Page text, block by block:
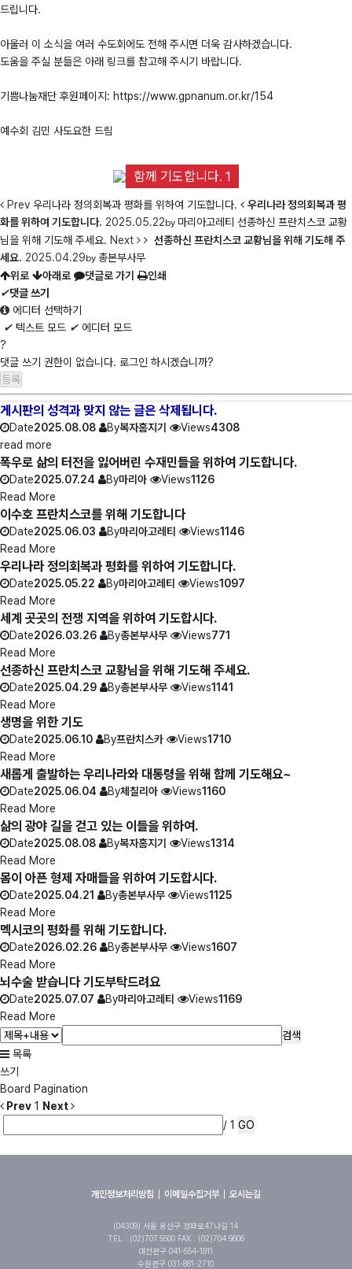
드립니다.
아울러 이 소식을 여러 수도회에도 전해 주시면 더욱 감사하겠습니다.
도움을 주실 분들은 아래 링크를 참고해 주시기 바랍니다.
기쁨나눔재단 후원페이지: https://www.gpnanum.or.kr/154
예수회 김민 사도요한 드림
함께 기도합니다. 1
Prev 우리나라 정의회복과 평화를 위하여 기도합니다.
우리나라 정의회복과 평
화를 위하여 기도합니다. 2025.05.22by 마리아고레티 선종하신 프란치스코 교황
님을 위해 기도해 주세요. Next
선종하신 프란치스코 교황님을 위해 기도해 주
세요. 2025.04.29by 총본부사무
위로
아래로 댓글로 가기
인쇄
✔댓글 쓰기
에디터 선택하기
✔ 텍스트 모드 ✔ 에디터 모드
?
댓글 쓰기 권한이 없습니다. 로그인 하시겠습니까?
게시판의 성격과 맞지 않는 글은 삭제됩니다.
Date2025.08.08 By복자홈지기 Views4308
read more
폭우로 삶의 터전을 잃어버린 수재민들을 위하여 기도합니다.
Date2025.07.24 By마리아 Views1126
Read More
이수호 프란치스코를 위해 기도합니다
Date2025.06.03 By마리아고레티 Views1146
Read More
우리나라 정의회복과 평화를 위하여 기도합니다.
Date2025.05.22 By마리아고레티 Views1097
Read More
세계 곳곳의 전쟁 지역을 위하여 기도합시다.
Date2026.03.26 By총본부사무 Views771
Read More
선종하신 프란치스코 교황님을 위해 기도해 주세요.
Date2025.04.29 By총본부사무 Views1141
Read More
생명을 위한 기도
Date2025.06.10 By프란치스카 Views1710
Read More
새롭게 출발하는 우리나라와 대통령을 위해 함께 기도해요~
Date2025.06.04 By체칠리아 Views1160
Read More
삶의 광야 길을 걷고 있는 이들을 위하여.
Date2025.08.08 By복자홈지기 Views1314
Read More
몸이 아픈 형제 자매들을 위하여 기도합시다.
Date2025.04.21 By총본부사무 Views1125
Read More
멕시코의 평화를 위해 기도합니다.
Date2026.02.26 By총본부사무 Views1607
Read More
뇌수술 받습니다 기도부탁드려요
Date2025.07.07 By마리아고레티 Views1169
Read More
검색
목록
쓰기
Board Pagination
Prev 1
Next
/ 1 GO
개인정보처리방침 이메일수집거부 오시는길
(04309) 서울 용산구 청파로47나길 14
TEL : (02)707.5500 FAX : (02)704.9606
대전관구 041-554-1911
수원관구 031-881-2710